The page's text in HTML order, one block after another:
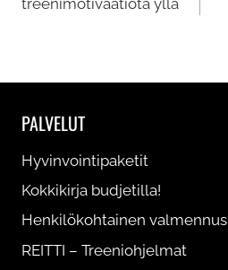
PALVELUT
Hyvinvointipaketit
Kokkikirja budjetilla!
Henkilökohtainen valmennus
REITTI – Treeniohjelmat